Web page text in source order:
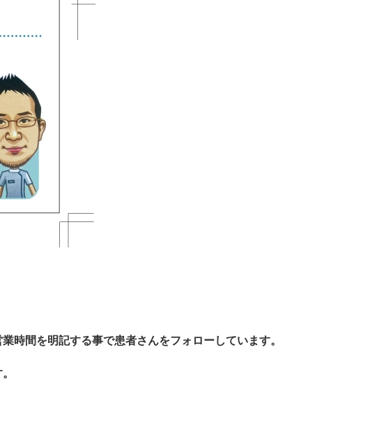
時間を明記する事で患者さんをフォローしています。